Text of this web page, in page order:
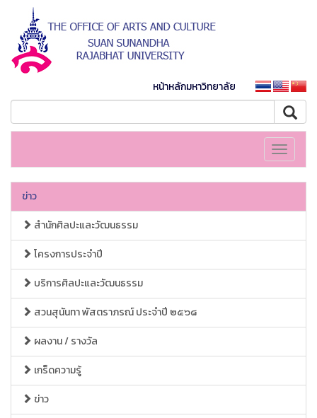
หน้าหลักมหาวิทยาลัย
Toggle
ข่าว
สำนักศิลปะและวัฒนธรรม
โครงการประจำปี
บริการศิลปะและวัฒนธรรม
สวนสุนันทา พัสตราภรณ์ ประจำปี ๒๕๖๘
ผลงาน / รางวัล
เกร็ดความรู้
ข่าว